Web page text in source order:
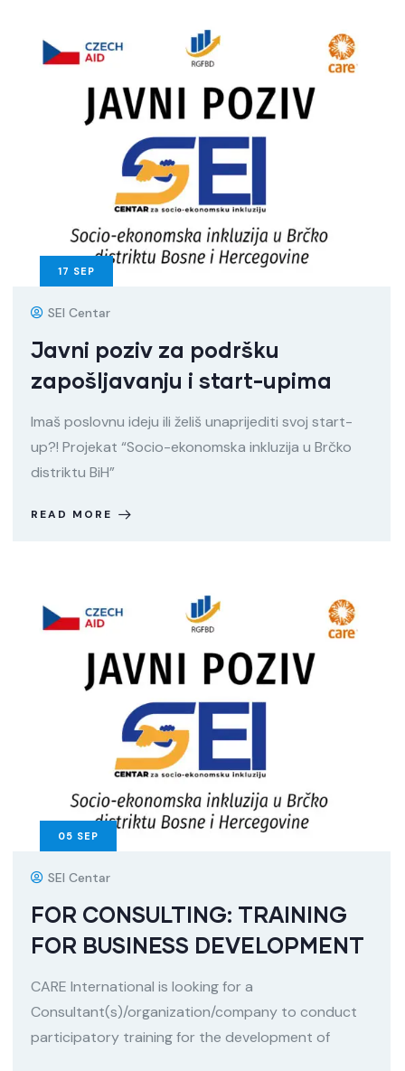
17 SEP
SEI Centar
Javni poziv za podršku
zapošljavanju i start-upima
Imaš poslovnu ideju ili želiš unaprijediti svoj start-
up?! Projekat “Socio-ekonomska inkluzija u Brčko
distriktu BiH”
READ MORE
05 SEP
SEI Centar
FOR CONSULTING: TRAINING
FOR BUSINESS DEVELOPMENT
CARE International is looking for a
Consultant(s)/organization/company to conduct
participatory training for the development of